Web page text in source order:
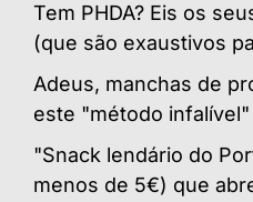
Tem PHDA? Eis os
(que são exaustivos
Adeus, manchas de
este "método infalível"
"Snack lendário do
menos de 5€) que